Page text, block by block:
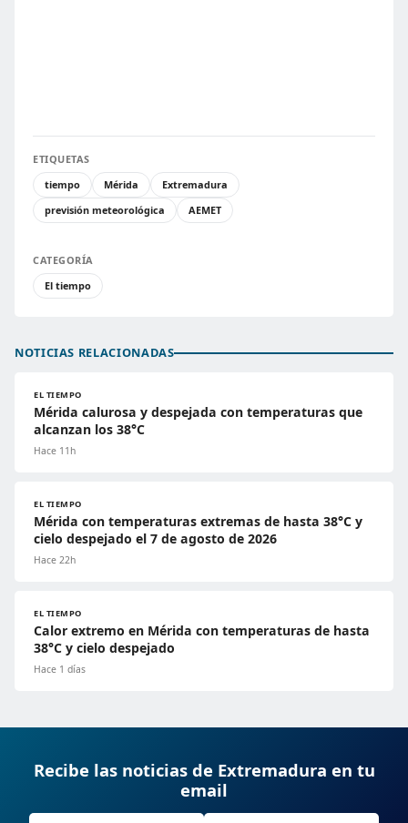
ETIQUETAS
tiempo
Mérida
Extremadura
previsión meteorológica
AEMET
CATEGORÍA
El tiempo
NOTICIAS RELACIONADAS
EL TIEMPO
Mérida calurosa y despejada con temperaturas que
alcanzan los 38°C
Hace 11h
EL TIEMPO
Mérida con temperaturas extremas de hasta 38°C y
cielo despejado el 7 de agosto de 2026
Hace 22h
EL TIEMPO
Calor extremo en Mérida con temperaturas de hasta
38°C y cielo despejado
Hace 1 días
Recibe las noticias de Extremadura en tu
email